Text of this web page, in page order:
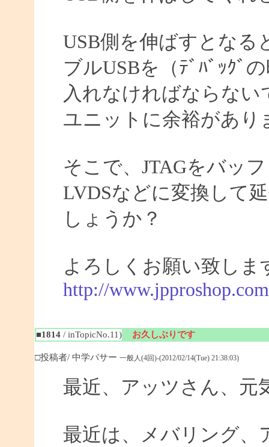
USB側を伸ばすとなる
ブルUSBを（ﾃﾞﾊﾞｯｸﾞ
入れなければならない
ユニットに余裕があり
そこで、JTAGをバッ
LVDSなどに変換して
しょうか？
よろしくお願い致しま
http://
■1814/ inTopicNo.11) お久しぶりです
□投稿者/ 中学バサー 一般人(4回)-(2012/02/14(Tue) 21:38:03)
最近、アッツさん、元
最近は、メバリング、